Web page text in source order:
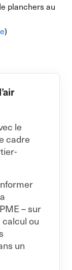
planchers au
)
le
cadre
– sur
ou
un